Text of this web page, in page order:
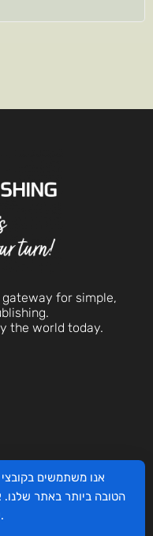
for simple,
the world today.
אנו משתמשים בקובצי
הטובה ביותר באתר
שלנו.